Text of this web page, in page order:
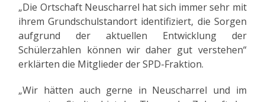
„Die Ortschaft Neuscharrel hat sich immer sehr mit
ihrem Grundschulstandort identifiziert, die Sorgen
aufgrund der aktuellen Entwicklung der
Schülerzahlen können wir daher gut verstehen“
erklärten die Mitglieder der SPD-Fraktion.
„Wir hätten auch gerne in Neuscharrel und im